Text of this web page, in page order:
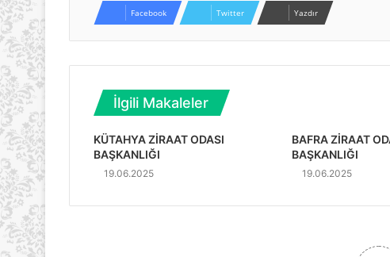
Facebook Twitter Yazdır
İlgili Makaleler
KÜTAHYA ZİRAAT ODASI
BAŞKANLIĞI
19.06.2025
BAFRA ZİRAAT
BAŞKANLIĞI
19.06.2025